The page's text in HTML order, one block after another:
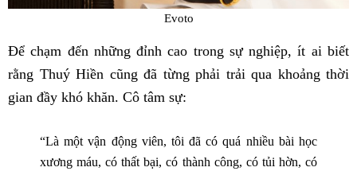
Evoto
Để chạm đến những đỉnh cao trong sự nghiệp, ít ai biết
rằng Thuý Hiền cũng đã từng phải trải qua khoảng thời
gian đầy khó khăn. Cô tâm sự:
“Là một vận động viên, tôi đã có quá nhiều bài học
xương máu, có thất bại, có thành công, có tủi hờn, có